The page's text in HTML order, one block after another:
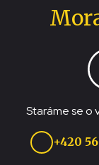
Staráme se o
+420